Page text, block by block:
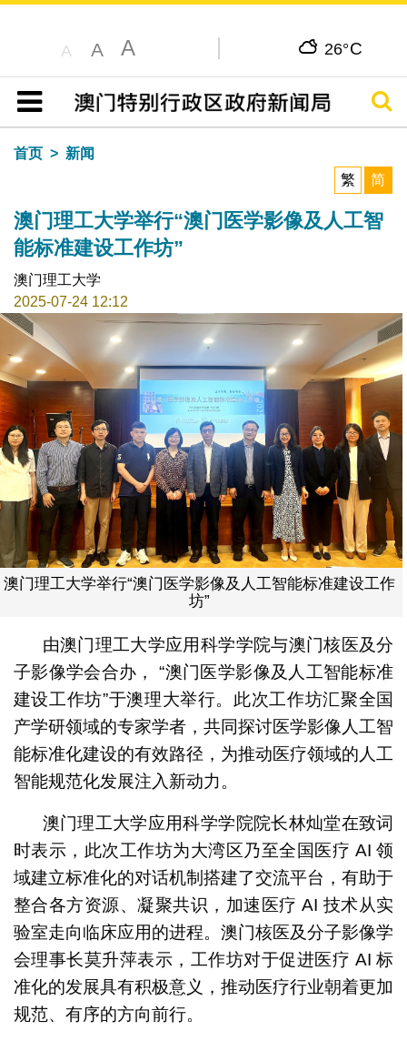
A A A 26°C
目录
搜寻
首页
新闻
繁
简
澳门理工大学举行“澳门医学影像及人工智
能标准建设工作坊”
澳门理工大学
2025-07-24 12:12
澳门理工大学举行“澳门医学影像及人工智能标准建设工作
坊”
由澳门理工大学应用科学学院与澳门核医及分
子影像学会合办， “澳门医学影像及人工智能标准
建设工作坊”于澳理大举行。此次工作坊汇聚全国
产学研领域的专家学者，共同探讨医学影像人工智
能标准化建设的有效路径，为推动医疗领域的人工
智能规范化发展注入新动力。
澳门理工大学应用科学学院院长林灿堂在致词
时表示，此次工作坊为大湾区乃至全国医疗 AI 领
域建立标准化的对话机制搭建了交流平台，有助于
整合各方资源、凝聚共识，加速医疗 AI 技术从实
验室走向临床应用的进程。澳门核医及分子影像学
会理事长莫升萍表示，工作坊对于促进医疗 AI 标
准化的发展具有积极意义，推动医疗行业朝着更加
规范、有序的方向前行。